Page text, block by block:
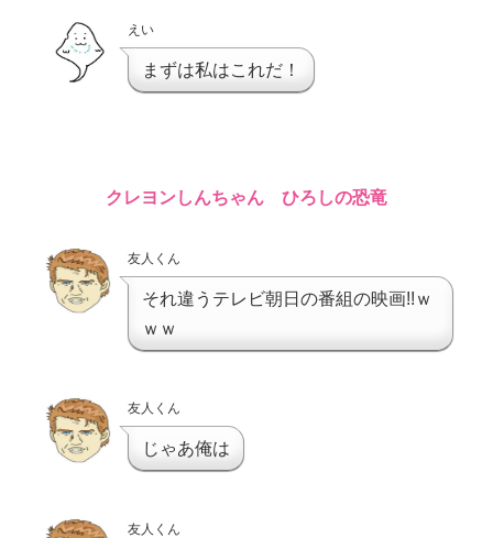
えい
まずは私はこれだ！
クレヨンしんちゃん ひろしの恐竜
友人くん
それ違うテレビ朝日の番組の映画!!ｗ
ｗｗ
友人くん
じゃあ俺は
友人くん